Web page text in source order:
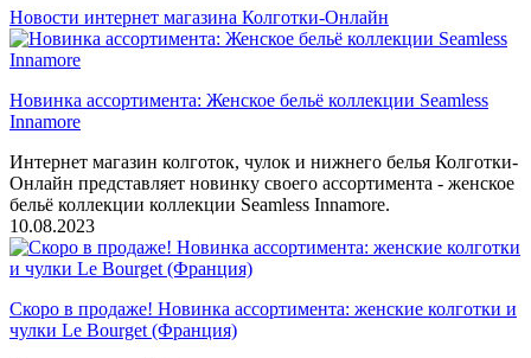
Новости интернет магазина Колготки-Онлайн
Новинка ассортимента: Женское бельё коллекции Seamless
Innamore
Интернет магазин колготок, чулок и нижнего белья Колготки-
Онлайн представляет новинку своего ассортимента - женское
бельё коллекции коллекции Seamless Innamore.
10.08.2023
Скоро в продаже! Новинка ассортимента: женские колготки и
чулки Le Bourget (Франция)